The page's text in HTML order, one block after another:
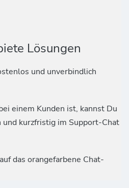
Lösungen
und unverbindlich
einem Kunden ist, kannst Du
und kurzfristig im Support-Chat
das orangefarbene Chat-